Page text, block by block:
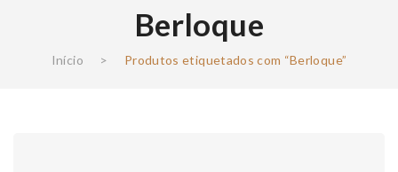
Berloque
Início > Produtos etiquetados com “Berloque”